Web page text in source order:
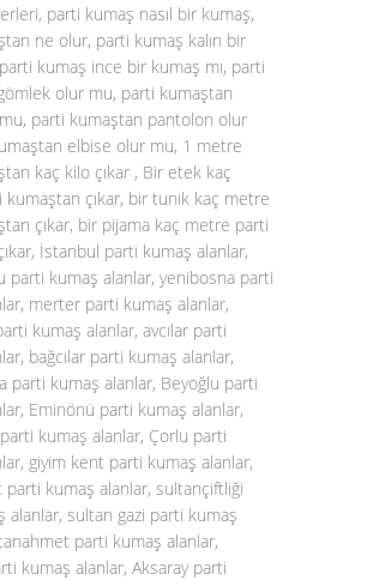
parti kumaş nasıl bir kumaş,
ne olur, parti kumaş kalın bir
kumaş ince bir kumaş mı, parti
olur mu, parti kumaştan
parti kumaştan pantolon olur
elbise olur mu, 1 metre
kaç kilo çıkar , Bir etek kaç
çıkar, bir tunik kaç metre
çıkar, bir pijama kaç metre parti
İstanbul parti kumaş alanlar,
parti kumaş alanlar, yenibosna parti
merter parti kumaş alanlar,
kumaş alanlar, avcılar parti
bağcılar parti kumaş alanlar,
parti kumaş alanlar, Beyoğlu parti
Eminönü parti kumaş alanlar,
kumaş alanlar, Çorlu parti
giyim kent parti kumaş alanlar,
kumaş alanlar, sultançiftliği
alanlar, sultan gazi parti kumaş
parti kumaş alanlar,
kumaş alanlar, Aksaray parti